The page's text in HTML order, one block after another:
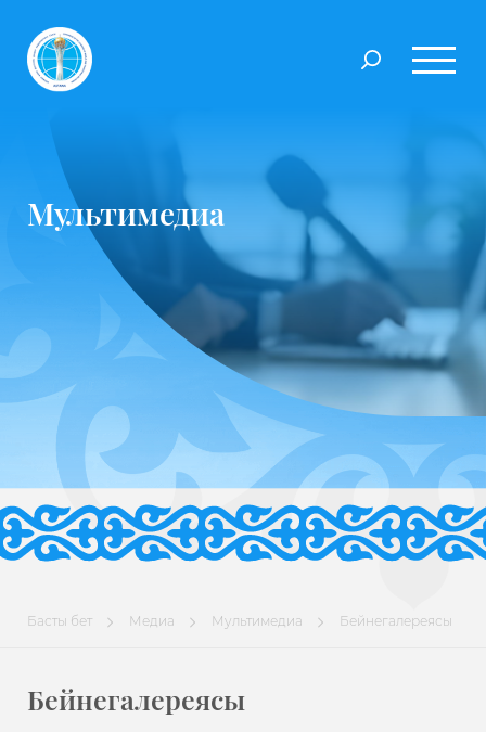
Мультимедиа
Басты бет Медиа Мультимедиа Бейнегалереясы
Бейнегалереясы